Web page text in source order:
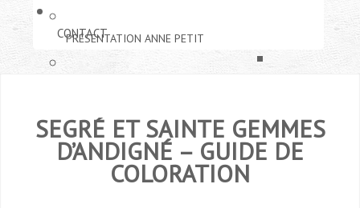
PRÉSENTATION ANNE PETIT
ARCHITECTURE
PATRIMOINE
COMMUNICATIONS PUBLICATIONS
CONTACT
SEGRÉ ET SAINTE GEMMES
D’ANDIGNÉ – GUIDE DE
COLORATION